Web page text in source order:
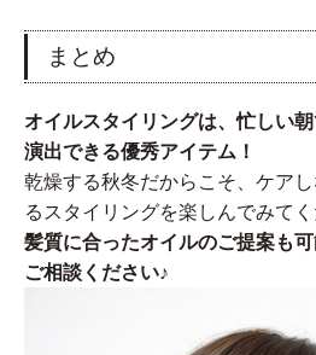
まとめ
オイルスタイリングは、忙しい
演出できる優秀アイテム！
乾燥する秋冬だからこそ、ケア
るスタイリングを楽しんでみてく
髪質に合ったオイルのご提案も
ご相談ください♪